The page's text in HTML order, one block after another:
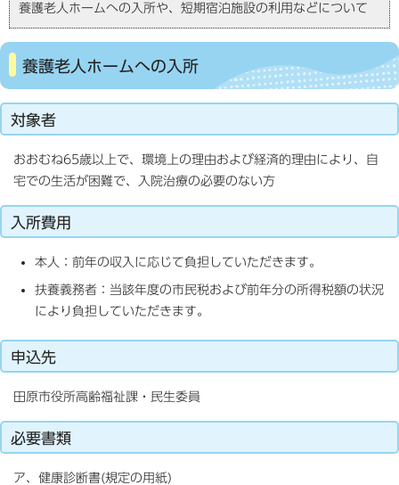
養護老人ホームへの入所や、短期宿泊施設の利用などについて
養護老人ホームへの入所
対象者
おおむね65歳以上で、環境上の理由および経済的理由により、自
宅での生活が困難で、入院治療の必要のない方
入所費用
本人：前年の収入に応じて負担していただきます。
扶養義務者：当該年度の市民税および前年分の所得税額の状況
により負担していただきます。
申込先
田原市役所高齢福祉課・民生委員
必要書類
ア、健康診断書(規定の用紙)